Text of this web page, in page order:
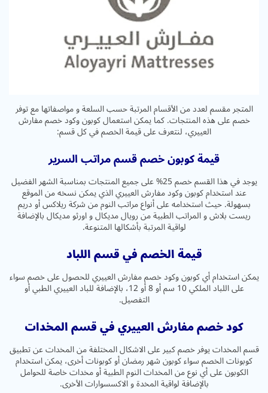
المتجر مقسم لعدد من الأقسام المرتبة حسب السلعة و مواصفاتها مع توفر
خصم على هذه المنتجات. كما يمكن استعمال كوبون وكود خصم مفارش
العييري، لنتعرف على قيمة الخصم في كل قسم:
قيمة كوبون خصم قسم مراتب السرير
يوجد في هذا القسم خصم 25% على جميع المنتجات بمناسبة الشهر الفضيل
عند استخدام كوبون وكود مفارش العييري الذي يمكن نسخه من الموقع
بسهولة. حيث استخدامه على أنواع مراتب النوم من شركة ريلاكس أو دريم
ريست بلاش و المراتب الطبية من رويال مديكال و اورثو مديكال بالإضافة
لواقية المرتبة بأشكالها المتنوعة.
قيمة الخصم في قسم اللباد
يمكن استخدام أي كوبون وكود خصم مفارش العييري للحصول على خصم سواء
على اللباد الملكي 10 سم أو 8 أو 12، بالإضافة للباد العييري الطبي أو
التفصيل.
كود خصم مفارش العييري في قسم المخدات
قسم المخدات يوفر خصم كبير على الاشكال المختلفة من المخدات عن تطبيق
كوبونات الخصم سواء كوبون شهر رمضان أو كوبونات أخرى، يمكن استخدام
الكوبون على أي نوع من المخدات النوم الطبية أو مخدات خاصة للحوامل
بالإضافة لواقية المخدة و الاكسسوارات الأخرى.